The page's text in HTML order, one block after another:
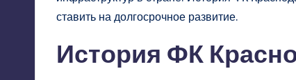
ставить на долгосрочное развитие.
История ФК